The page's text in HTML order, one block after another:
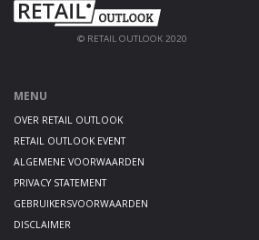
© RETAIL OUTLOOK 2020
MENU
OVER RETAIL OUTLOOK
RETAIL OUTLOOK EVENT
ALGEMENE VOORWAARDEN
PRIVACY STATEMENT
GEBRUIKERSVOORWAARDEN
DISCLAIMER